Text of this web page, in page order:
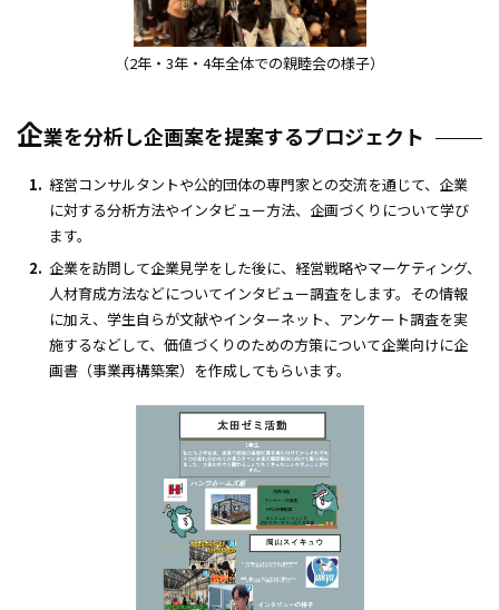
起業教育
サポート学習
オフィスアワー制度
大学院
付属施設・研究所
（2年・3年・4年全体での親睦会の様子）
企業を分析し企画案を提案するプロジェクト
経営コンサルタントや公的団体の専門家との交流を通じて、企業
に対する分析方法やインタビュー方法、企画づくりについて学び
ます。
企業を訪問して企業見学をした後に、経営戦略やマーケティング、
人材育成方法などについてインタビュー調査をします。その情報
に加え、学生自らが文献やインターネット、アンケート調査を実
施するなどして、価値づくりのための方策について企業向けに企
画書（事業再構築案）を作成してもらいます。